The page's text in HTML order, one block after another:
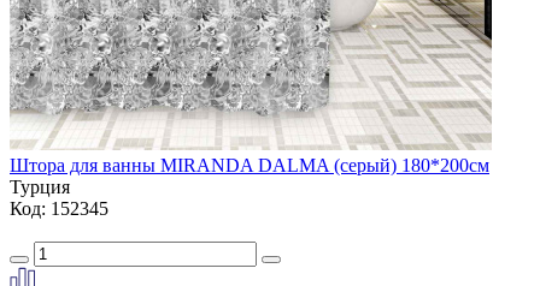
Штора для ванны MIRANDA DALMA (серый) 180*200см
Турция
Код: 152345